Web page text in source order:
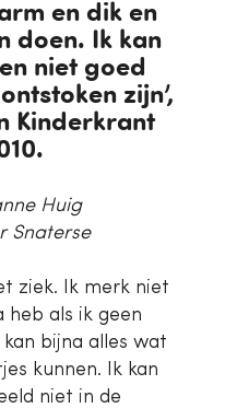
en dik en
doen. Ik kan
niet goed
zijn’,
Kinderkrant
Huig
Snaterse
ziek. Ik merk niet
heb als ik geen
bijna alles wat
kunnen. Ik kan
niet in de